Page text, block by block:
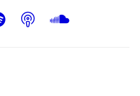
Spotify
Podcast